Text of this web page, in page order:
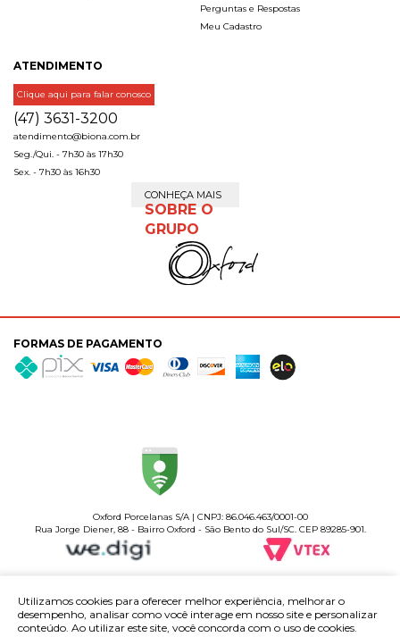
Perguntas e Respostas
Meu Cadastro
ATENDIMENTO
Clique aqui para falar conosco
(47) 3631-3200
atendimento@biona.com.br
Seg./Qui. - 7h30 às 17h30
Sex. - 7h30 às 16h30
CONHEÇA MAIS
SOBRE O
GRUPO
FORMAS DE PAGAMENTO
Oxford Porcelanas S/A | CNPJ: 86.046.463/0001-00
Rua Jorge Diener, 88 - Bairro Oxford - São Bento do Sul/SC. CEP 89285-901.
Utilizamos cookies para oferecer melhor experiência, melhorar o
desempenho, analisar como você interage em nosso site e personalizar
conteúdo. Ao utilizar este site, você concorda com o uso de cookies.